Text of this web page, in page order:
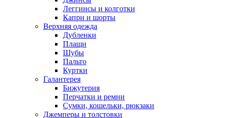
Леггинсы и колготки
Капри и шорты
Верхняя одежда
Дубленки
Плащи
Шубы
Пальто
Куртки
Галантерея
Бижутерия
Перчатки и ремни
Сумки, кошельки, рюкзаки
Джемперы и толстовки